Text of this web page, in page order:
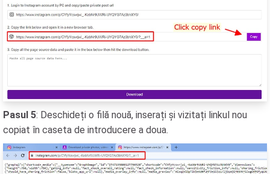
Pasul 5: Deschideți o filă nouă, inserați și vizitați linkul nou
copiat în caseta de introducere a doua.